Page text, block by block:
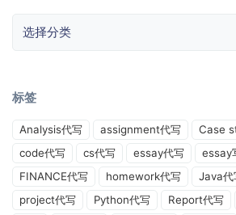
标签
Analysis代写 assignment代写
Case
code代写
cs代写 essay代写 essay
FINANCE代写
homework代写 Java代
project代写
Python代写 Report代写